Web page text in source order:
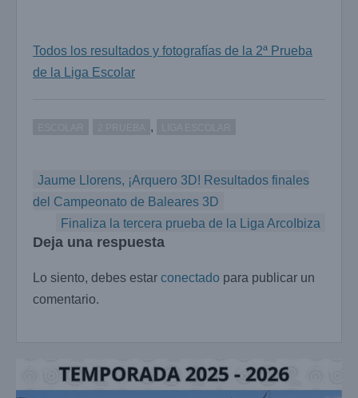
Todos los resultados y fotografías de la 2ª Prueba
de la Liga Escolar
,
Navegación
de
entradas
Jaume Llorens, ¡Arquero 3D! Resultados finales
del Campeonato de Baleares 3D
Finaliza la tercera prueba de la Liga ArcoIbiza
Deja una respuesta
Lo siento, debes estar conectado para publicar un
comentario.